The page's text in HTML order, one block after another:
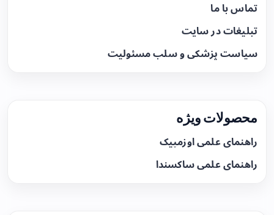
تماس با ما
تبلیغات در سایت
سیاست پزشکی و سلب مسئولیت
محصولات ویژه
راهنمای علمی اوزمپیک
راهنمای علمی ساکسندا